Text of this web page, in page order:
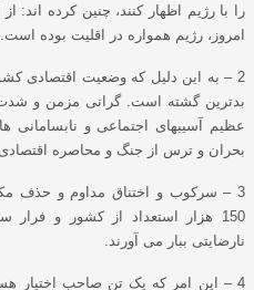
را با رﮊیم اظهار کنند، چنین کرده اند:
امروز، رﮊیم همواره در اقلیت بوده
2 – به این دلیل که وضعیت اقتصادی
بدترین گشته است. گرانی مزمن و
عظیم آسیبهای اجتماعی و نابسامانی
بحران و ترس از جنگ و محاصره
3 – سرکوب و اختناق مداوم و حذف
150 هزار استعداد از کشور و
نارضایتی ببار می آورند.
4 – این امر که یک تن صاحب اختیار